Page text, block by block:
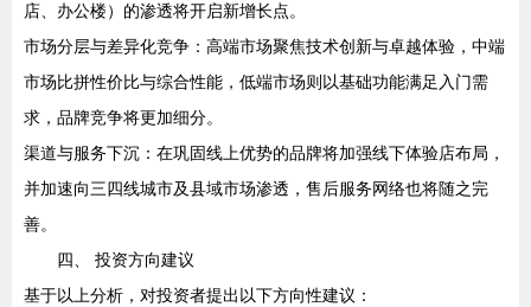
店、办公楼）的渗透将开启新增长点。
市场分层与差异化竞争：高端市场聚焦技术创新与卓越体验，中端
市场比拼性价比与综合性能，低端市场则以基础功能满足入门需
求，品牌竞争将更加细分。
渠道与服务下沉：在巩固线上优势的品牌将加强线下体验店布局，
并加速向三四线城市及县域市场渗透，售后服务网络也将随之完
善。
四、 投资方向建议
基于以上分析，对投资者提出以下方向性建议：